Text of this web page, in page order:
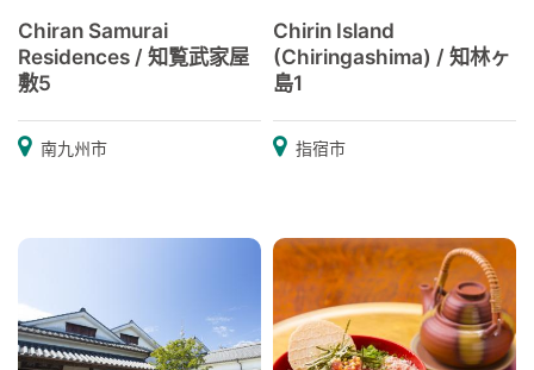
Chiran Samurai
Residences / 知覧武家屋
敷5
南九州市
Chirin Island
(Chiringashima) / 知林ヶ
島1
指宿市